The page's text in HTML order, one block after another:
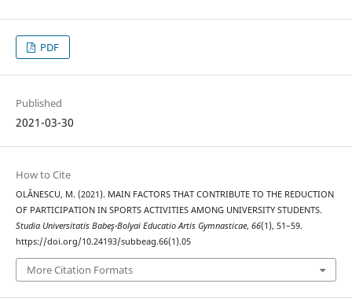
PDF
Published
2021-03-30
How to Cite
OLĂNESCU, M. (2021). MAIN FACTORS THAT CONTRIBUTE TO THE REDUCTION
OF PARTICIPATION IN SPORTS ACTIVITIES AMONG UNIVERSITY STUDENTS.
Studia Universitatis Babeş-Bolyai Educatio Artis Gymnasticae, 66(1), 51–59.
https://doi.org/10.24193/subbeag.66(1).05
More Citation Formats